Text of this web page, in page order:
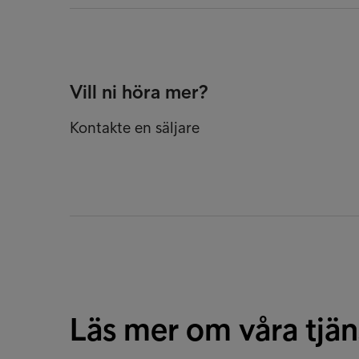
Vill ni höra mer?
Kontakte en säljare
Läs mer om våra